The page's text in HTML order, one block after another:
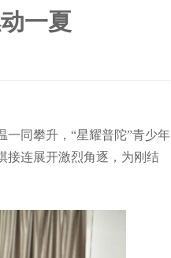
一夏
同攀升，“星耀普陀”青少年
接连展开激烈角逐，为刚结